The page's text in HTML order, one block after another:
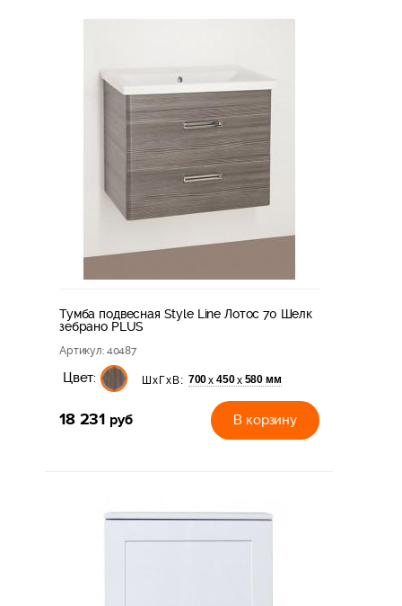
Тумба подвесная Style Line Лотос 70 Шелк
зебрано PLUS
Артикул: 40487
Цвет: ШхГхВ: 700х 450х 580 мм
18 231 руб В корзину